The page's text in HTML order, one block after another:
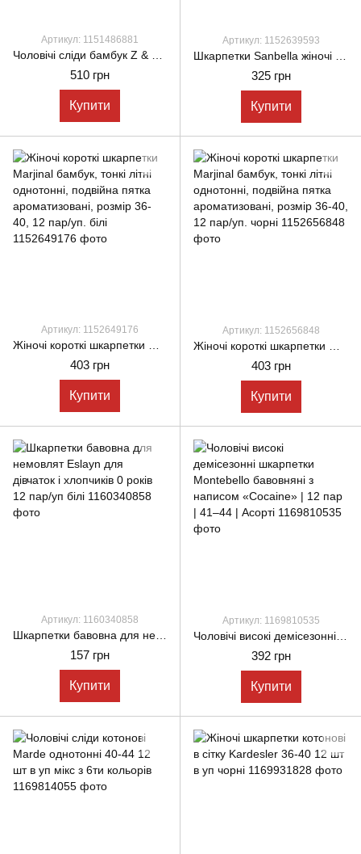
Артикул: 1151486881
510 грн
Купити
Артикул: 1152639593
325 грн
Купити
Артикул: 1152649176
403 грн
Купити
Артикул: 1152656848
403 грн
Купити
Артикул: 1160340858
157 грн
Купити
Артикул: 1169810535
392 грн
Купити